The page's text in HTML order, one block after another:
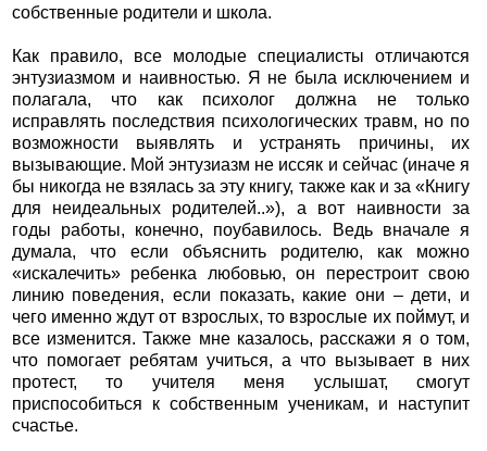
собственные родители и школа.
Как правило, все молодые специалисты отличаются
энтузиазмом и наивностью. Я не была исключением и
полагала, что как психолог должна не только
исправлять последствия психологических травм, но по
возможности выявлять и устранять причины, их
вызывающие. Мой энтузиазм не иссяк и сейчас (иначе я
бы никогда не взялась за эту книгу, также как и за «Книгу
для неидеальных родителей..»), а вот наивности за
годы работы, конечно, поубавилось. Ведь вначале я
думала, что если объяснить родителю, как можно
«искалечить» ребенка любовью, он перестроит свою
линию поведения, если показать, какие они – дети, и
чего именно ждут от взрослых, то взрослые их поймут, и
все изменится. Также мне казалось, расскажи я о том,
что помогает ребятам учиться, а что вызывает в них
протест, то учителя меня услышат, смогут
приспособиться к собственным ученикам, и наступит
счастье.